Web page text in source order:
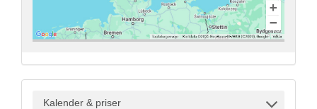
Kalender & priser